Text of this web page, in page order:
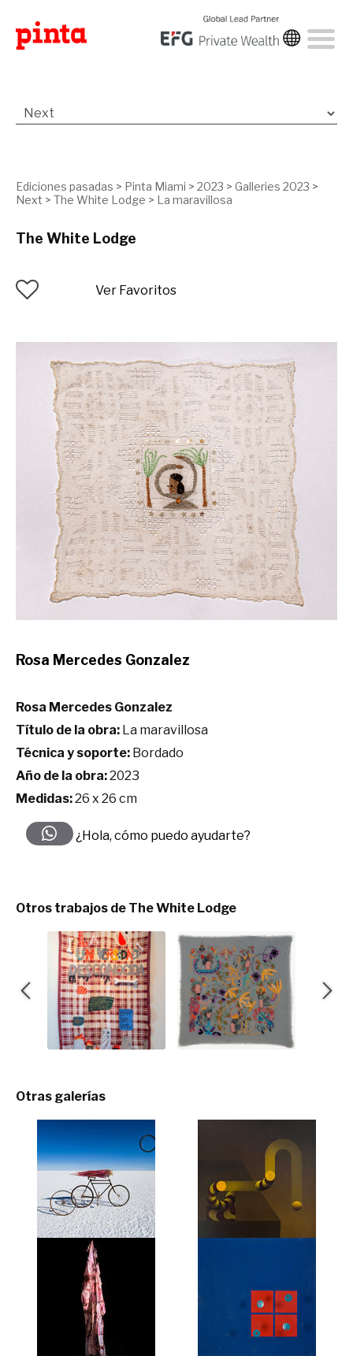
Ediciones pasadas > Pinta Miami > 2023 > Galleries 2023 >
Next > The White Lodge > La maravillosa
The White Lodge
Ver Favoritos
Rosa Mercedes Gonzalez
Rosa Mercedes Gonzalez
Título de la obra: La maravillosa
Técnica y soporte: Bordado
Año de la obra:2023
Medidas:26 x 26 cm
¿Hola, cómo puedo ayudarte?
Otros trabajos de The White Lodge
Otras galerías